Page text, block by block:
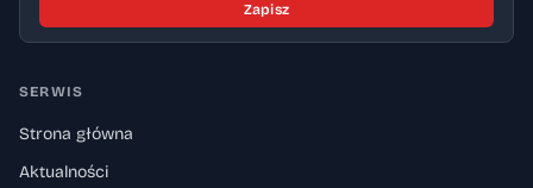
Zapisz
SERWIS
Strona główna
Aktualności